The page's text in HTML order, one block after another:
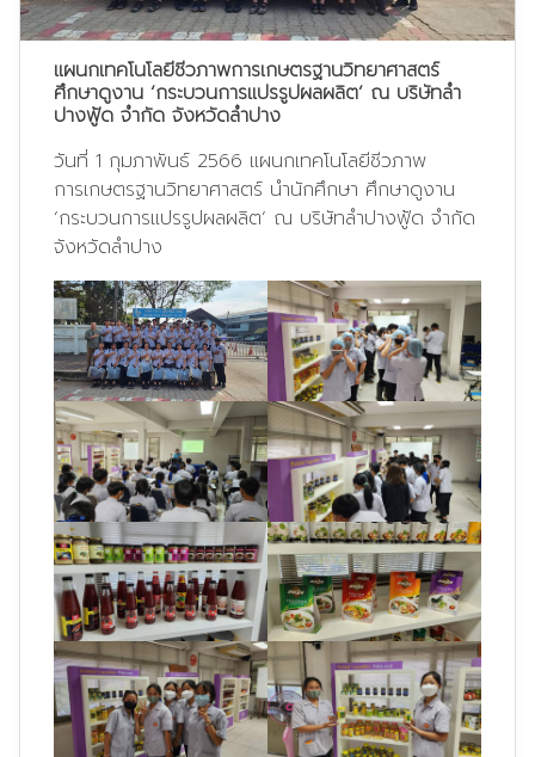
แผนกเทคโนโลยีชีวภาพการเกษตรฐานวิทยาศาสตร์
ศึกษาดูงาน ‘กระบวนการแปรรูปผลผลิต’ ณ บริษัทลำ
ปางฟู้ด จำกัด จังหวัดลำปาง
วันที่ 1 กุมภาพันธ์ 2566 แผนกเทคโนโลยีชีวภาพ
การเกษตรฐานวิทยาศาสตร์ นำนักศึกษา ศึกษาดูงาน
‘กระบวนการแปรรูปผลผลิต’ ณ บริษัทลำปางฟู้ด จำกัด
จังหวัดลำปาง